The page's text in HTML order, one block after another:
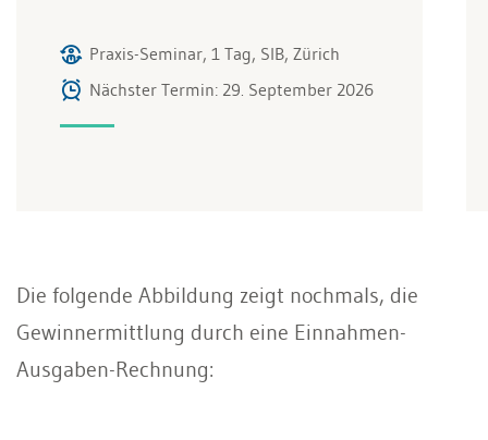
Praxis-Seminar, 1 Tag, SIB, Zürich
Nächster Termin: 29. September 2026
Die folgende Abbildung zeigt nochmals, die
Gewinnermittlung durch eine Einnahmen-
Ausgaben-Rechnung: